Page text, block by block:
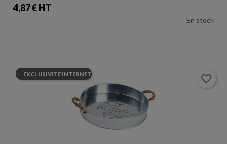
Prix
4,87 € HT
En stock
EXCLUSIVITÉ INTERNET favorite_border